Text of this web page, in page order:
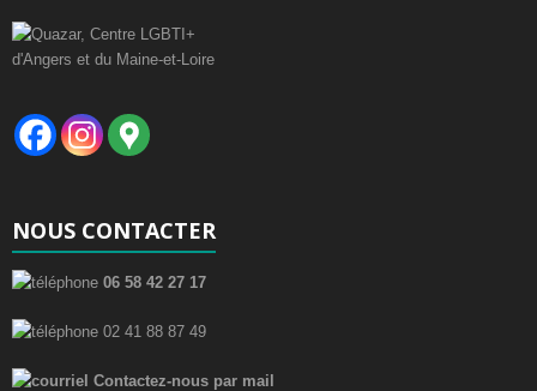
NOUS CONTACTER
06 58 42 27 17
02 41 88 87 49
Contactez-nous par mail